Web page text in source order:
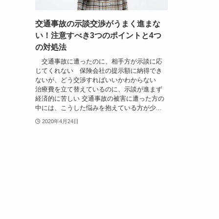
交通事故の示談交渉がうまく進まな
い！注意すべき3つのポイントと4つ
の対処法
交通事故に遭ったのに、相手方が示談に応
じてくれない 保険会社の提示額に納得でき
ないが、どう交渉すればいいかわからない
治療費を立て替えているのに、示談が進まず
経済的に苦しい 交通事故の被害に遭った方の
中には、こうした悩みを抱えている方が少...
2020年4月24日